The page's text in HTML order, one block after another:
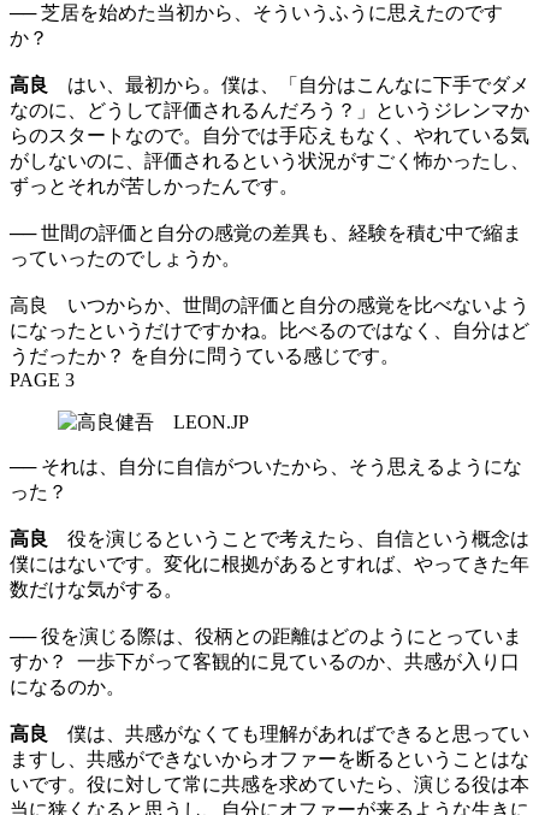
── 芝居を始めた当初から、そういうふうに思えたのです
か？
高良
はい、最初から。僕は、「自分はこんなに下手でダメ
なのに、どうして評価されるんだろう？」というジレンマか
らのスタートなので。自分では手応えもなく、やれている気
がしないのに、評価されるという状況がすごく怖かったし、
ずっとそれが苦しかったんです。
── 世間の評価と自分の感覚の差異も、経験を積む中で縮ま
っていったのでしょうか。
高良 いつからか、世間の評価と自分の感覚を比べないよう
になったというだけですかね。比べるのではなく、自分はど
うだったか？ を自分に問うている感じです。
PAGE 3
── それは、自分に自信がついたから、そう思えるようにな
った？
高良
役を演じるということで考えたら、自信という概念は
僕にはないです。変化に根拠があるとすれば、やってきた年
数だけな気がする。
── 役を演じる際は、役柄との距離はどのようにとっていま
すか？ 一歩下がって客観的に見ているのか、共感が入り口
になるのか。
高良
僕は、共感がなくても理解があればできると思ってい
ますし、共感ができないからオファーを断るということはな
いです。役に対して常に共感を求めていたら、演じる役は本
当に狭くなると思うし、自分にオファーが来るような生きに